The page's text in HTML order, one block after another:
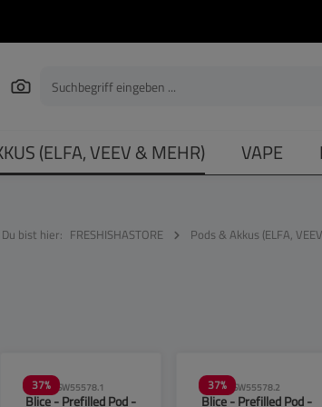
(ELFA, VEEV & MEHR) VAPE
Du bist hier: FRESHISHASTORE Pods & Akkus (ELFA,
37% SW55578.1
Blice - Prefilled Pod -
37% SW55578.2
Blice - Prefilled Pod -